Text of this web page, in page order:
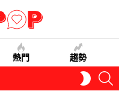
熱門 趨勢
SKIN